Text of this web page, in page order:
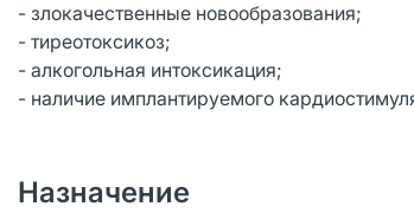
- злокачественные новообразования;
- тиреотоксикоз;
- алкогольная интоксикация;
- наличие имплантируемого
Назначение